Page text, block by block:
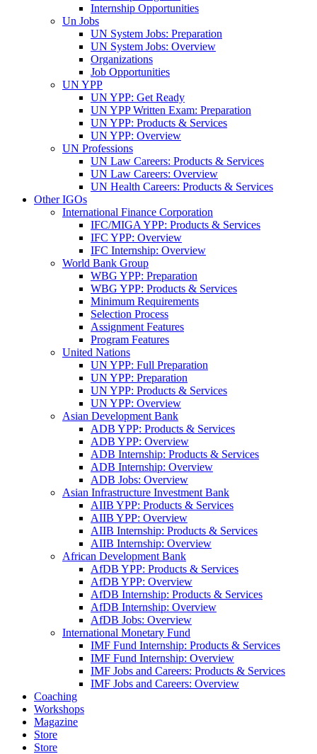
Internship Opportunities
Un Jobs
UN System Jobs: Preparation
UN System Jobs: Overview
Organizations
Job Opportunities
UN YPP
UN YPP: Get Ready
UN YPP Written Exam: Preparation
UN YPP: Products & Services
UN YPP: Overview
UN Professions
UN Law Careers: Products & Services
UN Law Careers: Overview
UN Health Careers: Products & Services
Other IGOs
International Finance Corporation
IFC/MIGA YPP: Products & Services
IFC YPP: Overview
IFC Internship: Overview
World Bank Group
WBG YPP: Preparation
WBG YPP: Products & Services
Minimum Requirements
Selection Process
Assignment Features
Program Features
United Nations
UN YPP: Full Preparation
UN YPP: Preparation
UN YPP: Products & Services
UN YPP: Overview
Asian Development Bank
ADB YPP: Products & Services
ADB YPP: Overview
ADB Internship: Products & Services
ADB Internship: Overview
ADB Jobs: Overview
Asian Infrastructure Investment Bank
AIIB YPP: Products & Services
AIIB YPP: Overview
AIIB Internship: Products & Services
AIIB Internship: Overview
African Development Bank
AfDB YPP: Products & Services
AfDB YPP: Overview
AfDB Internship: Products & Services
AfDB Internship: Overview
AfDB Jobs: Overview
International Monetary Fund
IMF Fund Internship: Products & Services
IMF Fund Internship: Overview
IMF Jobs and Careers: Products & Services
IMF Jobs and Careers: Overview
Coaching
Workshops
Magazine
Store
Store